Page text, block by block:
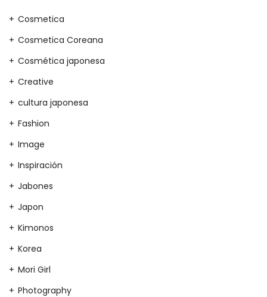
Cosmetica
Cosmetica Coreana
Cosmética japonesa
Creative
cultura japonesa
Fashion
Image
Inspiración
Jabones
Japon
Kimonos
Korea
Mori Girl
Photography